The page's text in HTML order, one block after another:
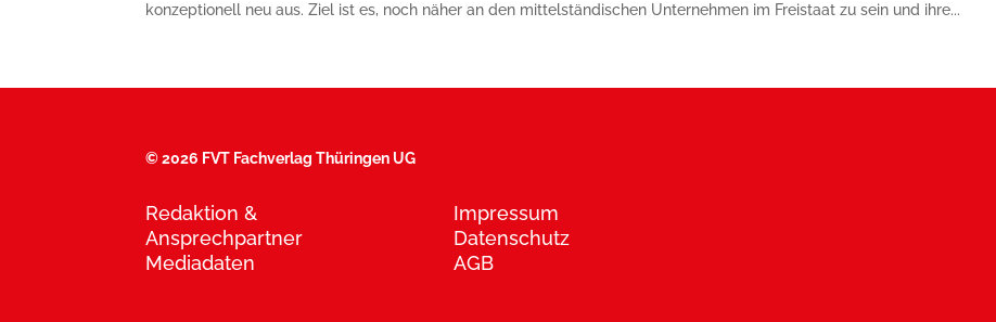
konzeptionell neu aus. Ziel ist es, noch näher an den mittelständischen Unternehmen im Freistaat zu sein und ihre...
©2026 FVT Fachverlag Thüringen UG
Redaktion &
Ansprechpartner
Mediadaten
Impressum
Datenschutz
AGB